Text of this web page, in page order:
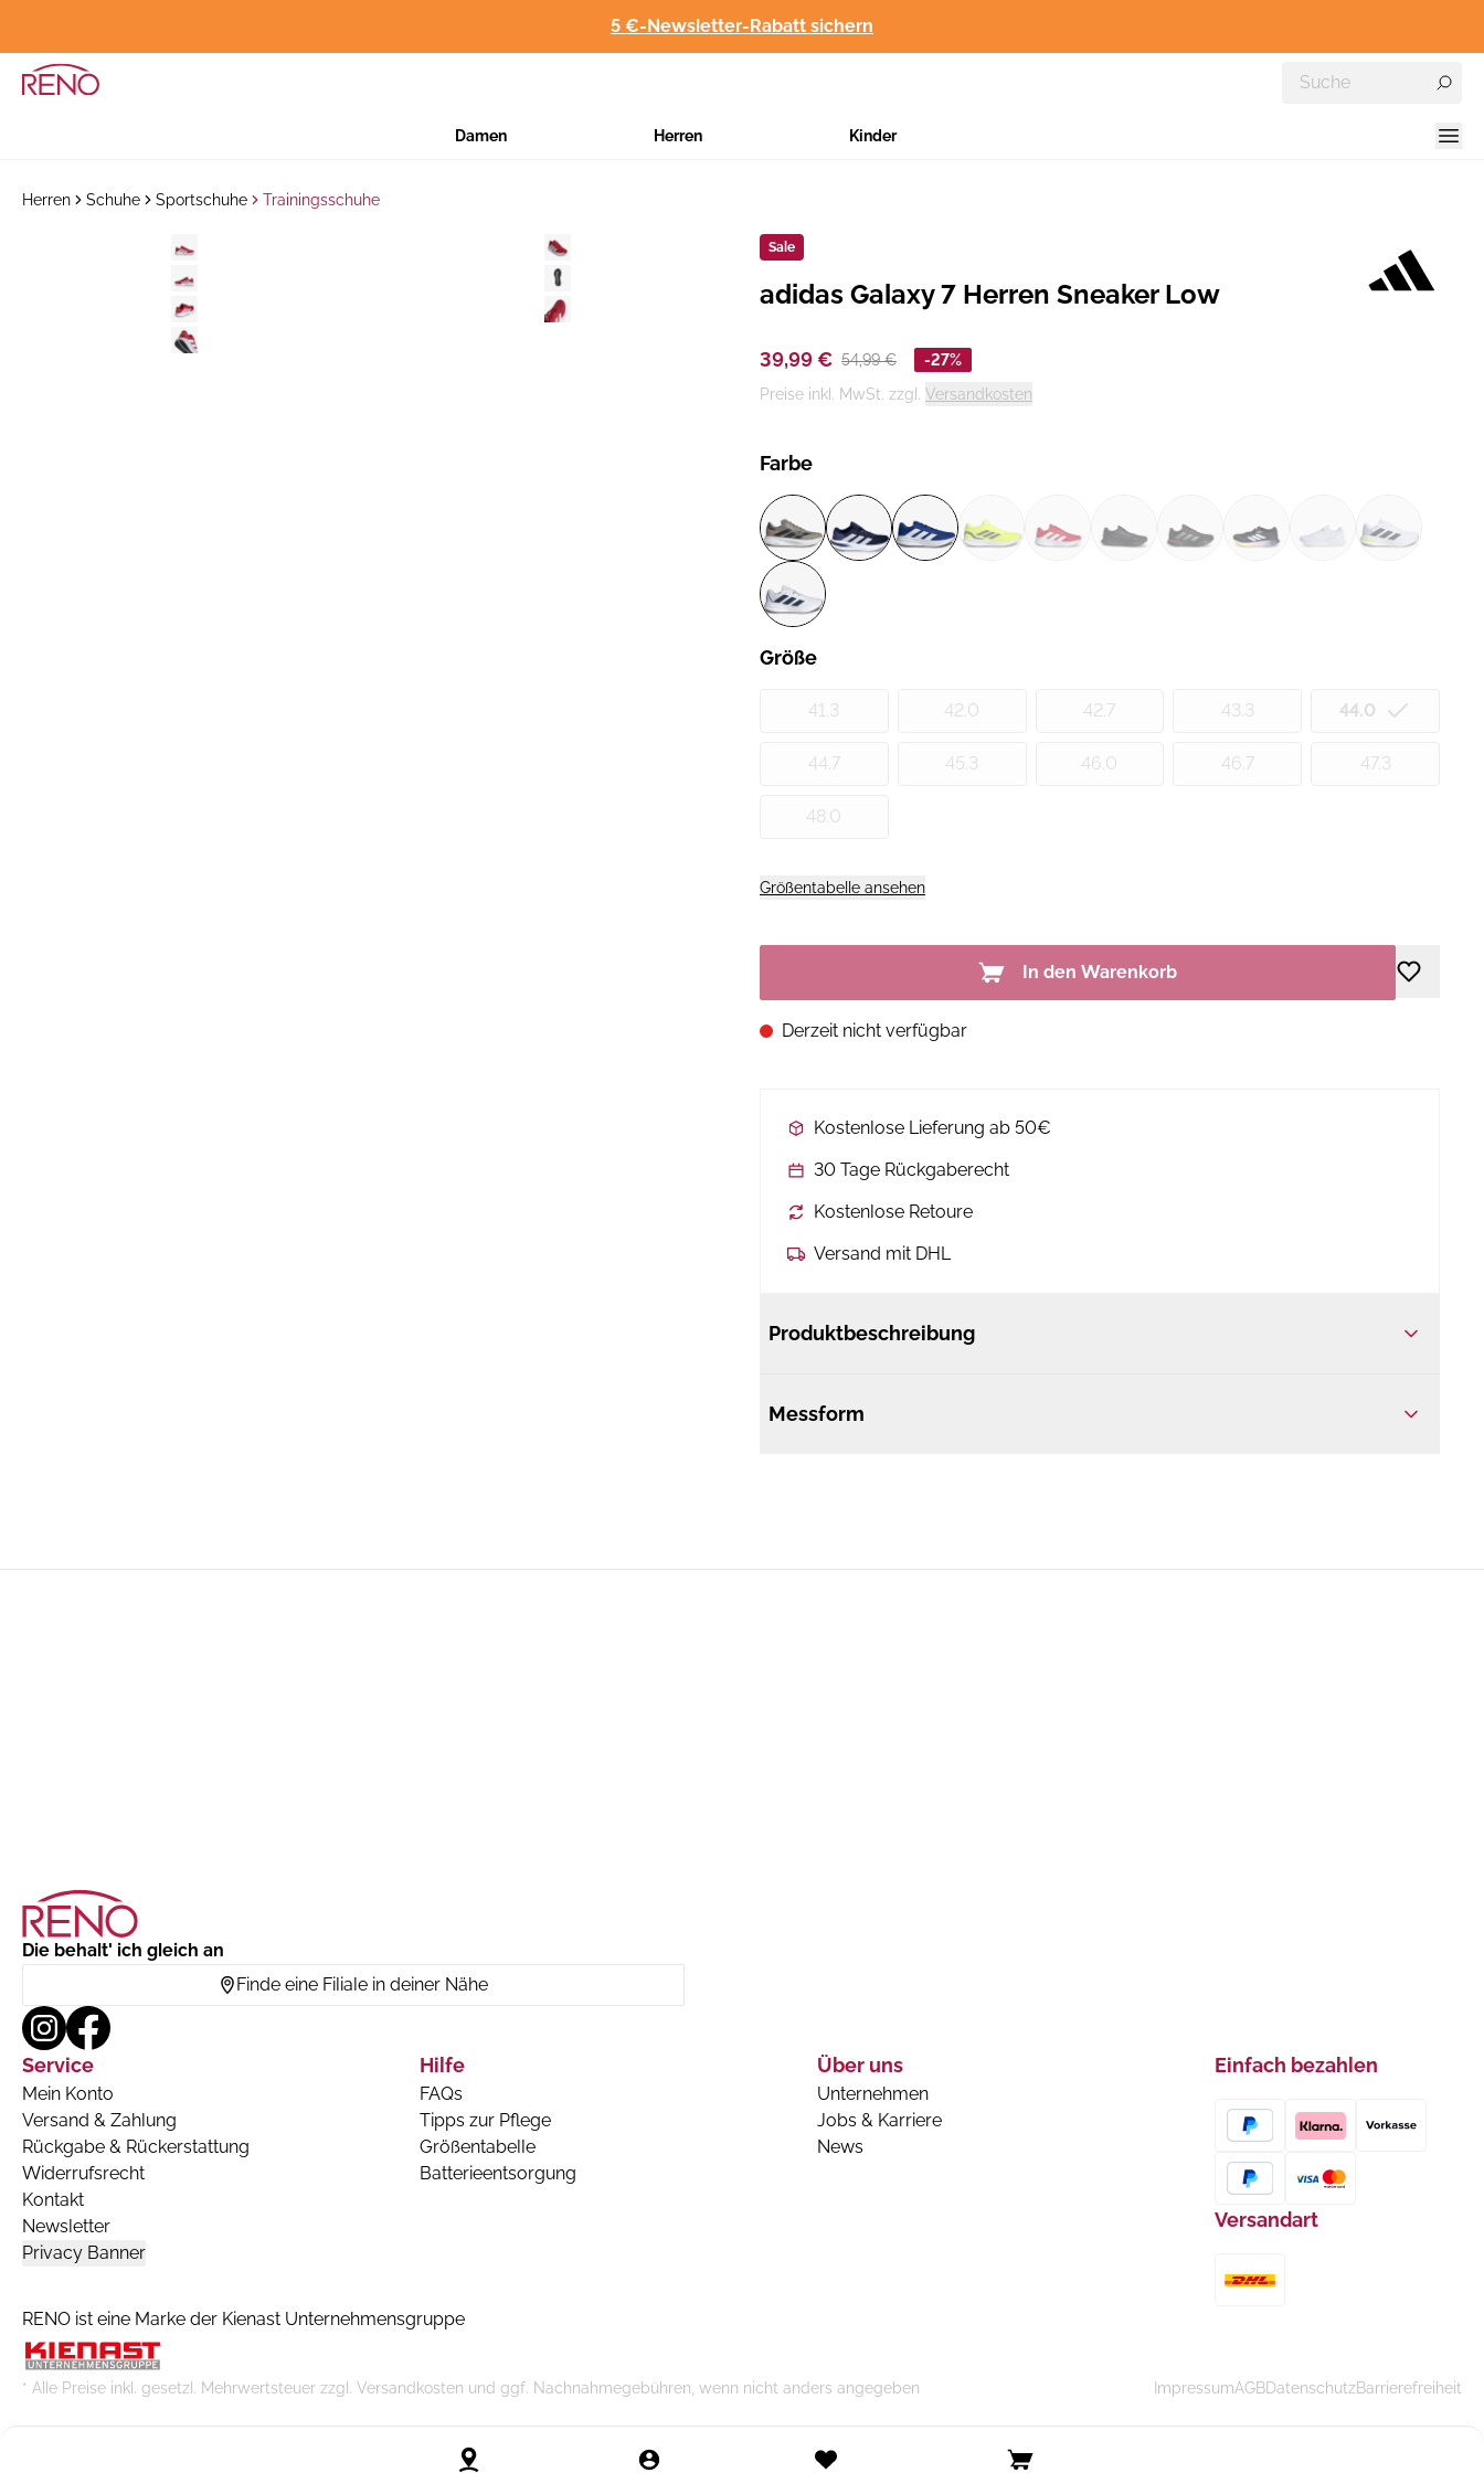
5 €-Newsletter-Rabatt sichern
Damen Herren Kinder
Herren Schuhe Sportschuhe Trainingsschuhe
Sale
Hersteller:
adidas Galaxy 7 Herren Sneaker Low
39,99 € 54,99 €
-27%
Preise inkl. MwSt. zzgl. Versandkosten
Farbe
Größe
41.3 42.0 42.7 43.3 44.0
44.7 45.3 46.0 46.7 47.3
48.0
Größentabelle ansehen
In den Warenkorb
Derzeit nicht verfügbar
Kostenlose Lieferung ab 50€
30 Tage Rückgaberecht
Kostenlose Retoure
Versand mit DHL
Produktbeschreibung
Messform
Die behalt' ich gleich an
Finde eine Filiale in deiner Nähe
Service
Mein Konto
Versand & Zahlung
Rückgabe & Rückerstattung
Widerrufsrecht
Kontakt
Newsletter
Privacy Banner
Hilfe
FAQs
Tipps zur Pflege
Größentabelle
Batterieentsorgung
Über uns
Unternehmen
Jobs & Karriere
News
Einfach bezahlen
Versandart
RENO ist eine Marke der Kienast Unternehmensgruppe
* Alle Preise inkl. gesetzl. Mehrwertsteuer zzgl. Versandkosten und ggf. Nachnahmegebühren, wenn nicht anders angegeben ImpressumAGBDatenschutzBarrierefreiheit